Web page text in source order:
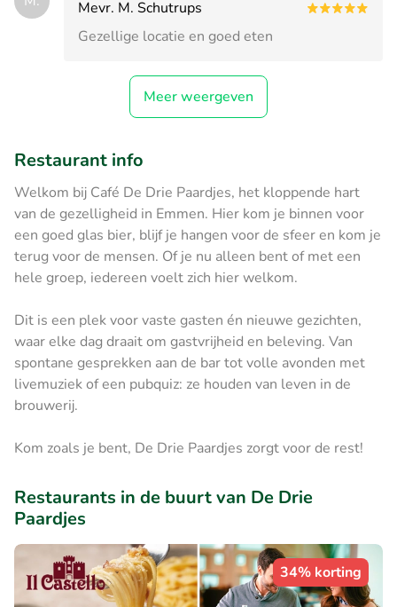
Mevr. M. Schutrups
Gezellige locatie en goed eten
Meer weergeven
Restaurant info
Welkom bij Café De Drie Paardjes, het kloppende hart
van de gezelligheid in Emmen. Hier kom je binnen voor
een goed glas bier, blijf je hangen voor de sfeer en kom je
terug voor de mensen. Of je nu alleen bent of met een
hele groep, iedereen voelt zich hier welkom.
Dit is een plek voor vaste gasten én nieuwe gezichten,
waar elke dag draait om gastvrijheid en beleving. Van
spontane gesprekken aan de bar tot volle avonden met
livemuziek of een pubquiz: ze houden van leven in de
brouwerij.
Kom zoals je bent, De Drie Paardjes zorgt voor de rest!
Restaurants in de buurt van De Drie
Paardjes
34% korting